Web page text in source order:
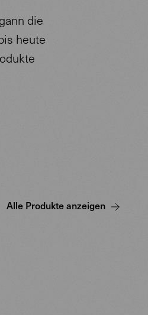
die
heute
Alle Produkte anzeigen